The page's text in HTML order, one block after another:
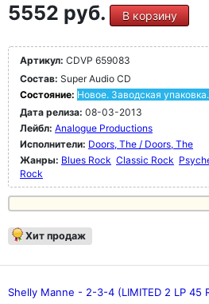
5552 руб. В корзину
Артикул: CDVP 659083
Состав: Super Audio CD
Состояние: Новое. Заводская упаковка.
Дата релиза: 08-03-2013
Лейбл: Analogue Productions
Исполнители: Doors, The / Doors, The
Жанры: Blues Rock Classic Rock
Rock
Хит продаж
Shelly Manne - 2-3-4 (LIMITED 2 LP 45